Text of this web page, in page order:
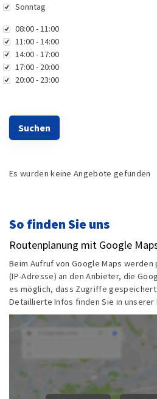
Sonntag
Uhrzeit08:00 - 11:00
11:00 - 14:00
14:00 - 17:00
17:00 - 20:00
20:00 - 23:00
Es wurden keine Angebote gefunden
So finden Sie uns
Routenplanung mit Google
Beim Aufruf von Google Maps
(IP-Adresse) an den Anbieter, die
es möglich, dass Zugriffe
Detaillierte Infos finden Sie in